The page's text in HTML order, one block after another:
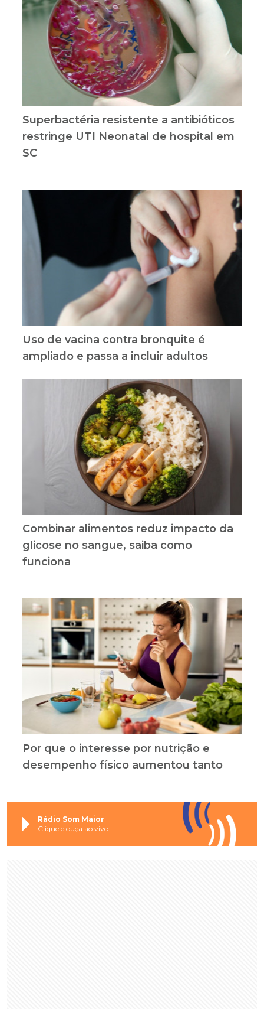
Superbactéria resistente a antibióticos
restringe UTI Neonatal de hospital em
SC
Uso de vacina contra bronquite é
ampliado e passa a incluir adultos
Combinar alimentos reduz impacto da
glicose no sangue, saiba como
funciona
Por que o interesse por nutrição e
desempenho físico aumentou tanto
Rádio Som Maior
Clique e ouça ao vivo